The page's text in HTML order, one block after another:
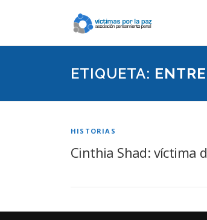
ETIQUETA:
HISTORIAS
Cinthia Shad: víctima